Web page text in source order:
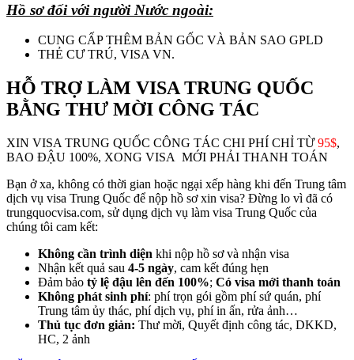
Hồ sơ đối với người Nước ngoài:
CUNG CẤP THÊM BẢN GỐC VÀ BẢN SAO GPLD
THẺ CƯ TRÚ, VISA VN.
HỖ TRỢ LÀM VISA TRUNG QUỐC
BẰNG THƯ MỜI CÔNG TÁC
XIN VISA TRUNG QUỐC CÔNG TÁC CHI PHÍ CHỈ TỪ95$,
BAO ĐẬU 100%, XONG VISA MỚI PHẢI THANH TOÁN
Bạn ở xa, không có thời gian hoặc ngại xếp hàng khi đến Trung tâm
dịch vụ visa Trung Quốc để nộp hồ sơ xin visa? Đừng lo vì đã có
trungquocvisa.com, sử dụng dịch vụ làm visa Trung Quốc của
chúng tôi cam kết:
Không cần trình diện khi nộp hồ sơ và nhận visa
Nhận kết quả sau 4-5 ngày, cam kết đúng hẹn
Đảm bảo tỷ lệ đậu lên đến 100%; Có visa mới thanh toán
Không phát sinh phí: phí trọn gói gồm phí sứ quán, phí
Trung tâm ủy thác, phí dịch vụ, phí in ấn, rửa ảnh…
Thủ tục đơn giản: Thư mời, Quyết định công tác, DKKD,
HC, 2 ảnh